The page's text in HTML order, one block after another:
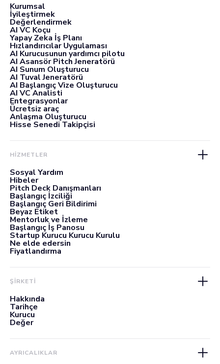
Kurumsal
İyileştirmek
Değerlendirmek
AI VC Koçu
Yapay Zeka İş Planı
Hızlandırıcılar Uygulaması
AI Kurucusunun yardımcı pilotu
AI Asansör Pitch Jeneratörü
AI Sunum Oluşturucu
AI Tuval Jeneratörü
AI Başlangıç Vize Oluşturucu
AI VC Analisti
Entegrasyonlar
Ücretsiz araç
Anlaşma Oluşturucu
Hisse Senedi Takipçisi
HİZMETLER
Sosyal Yardım
Hibeler
Pitch Deck Danışmanları
Başlangıç İzciliği
Başlangıç Geri Bildirimi
Beyaz Etiket
Mentorluk ve İzleme
Başlangıç İş Panosu
Startup Kurucu Kurucu Kurulu
Ne elde edersin
Fiyatlandırma
ŞİRKETİ
Hakkında
Tarihçe
Kurucu
Değer
AYRICALIKLAR